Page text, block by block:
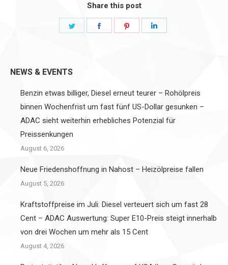
Share this post
Share
NEWS & EVENTS
Benzin etwas billiger, Diesel erneut teurer – Rohölpreis
binnen Wochenfrist um fast fünf US-Dollar gesunken –
ADAC sieht weiterhin erhebliches Potenzial für
Preissenkungen
August 6, 2026
Neue Friedenshoffnung in Nahost – Heizölpreise fallen
August 5, 2026
Kraftstoffpreise im Juli: Diesel verteuert sich um fast 28
Cent – ADAC Auswertung: Super E10-Preis steigt innerhalb
von drei Wochen um mehr als 15 Cent
August 4, 2026